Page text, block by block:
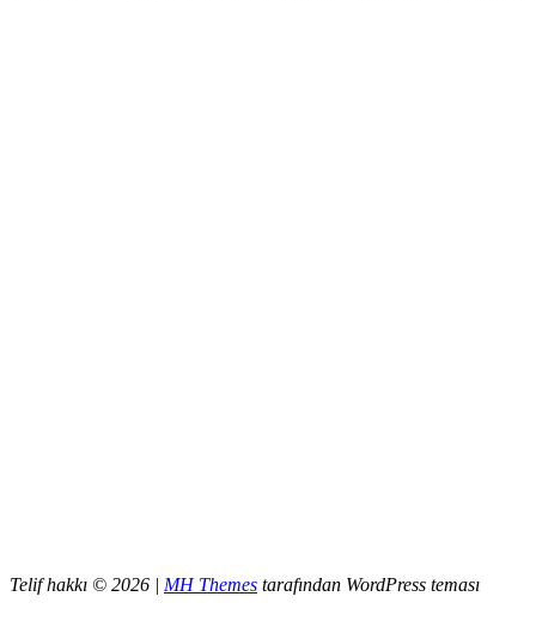
Telif hakkı © 2026 | MH Themes tarafından WordPress teması